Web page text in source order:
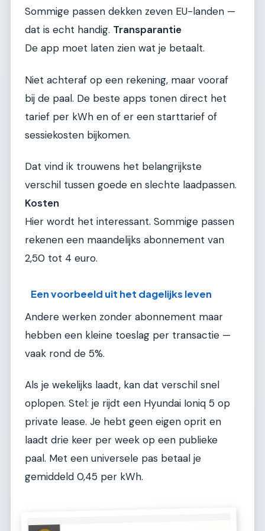
Sommige passen dekken zeven EU-landen —
dat is echt handig. Transparantie
De app moet laten zien wat je betaalt.
Niet achteraf op een rekening, maar vooraf
bij de paal. De beste apps tonen direct het
tarief per kWh en of er een starttarief of
sessiekosten bijkomen.
Dat vind ik trouwens het belangrijkste
verschil tussen goede en slechte laadpassen.
Kosten
Hier wordt het interessant. Sommige passen
rekenen een maandelijks abonnement van
2,50 tot 4 euro.
Een voorbeeld uit het dagelijks leven
Andere werken zonder abonnement maar
hebben een kleine toeslag per transactie —
vaak rond de 5%.
Als je wekelijks laadt, kan dat verschil snel
oplopen. Stel: je rijdt een Hyundai Ioniq 5 op
private lease. Je hebt geen eigen oprit en
laadt drie keer per week op een publieke
paal. Met een universele pas betaal je
gemiddeld 0,45 per kWh.